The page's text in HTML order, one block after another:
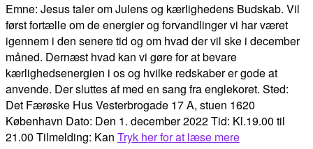
Emne: Jesus taler om Julens og kærlighedens Budskab. Vil
først fortælle om de energier og forvandlinger vi har været
igennem i den senere tid og om hvad der vil ske i december
måned. Dernæst hvad kan vi gøre for at bevare
kærlighedsenergien i os og hvilke redskaber er gode at
anvende. Der sluttes af med en sang fra englekoret. Sted:
Det Færøske Hus Vesterbrogade 17 A, stuen 1620
København Dato: Den 1. december 2022 Tid: Kl.19.00 til
21.00 Tilmelding: Kan Tryk her for at læse mere